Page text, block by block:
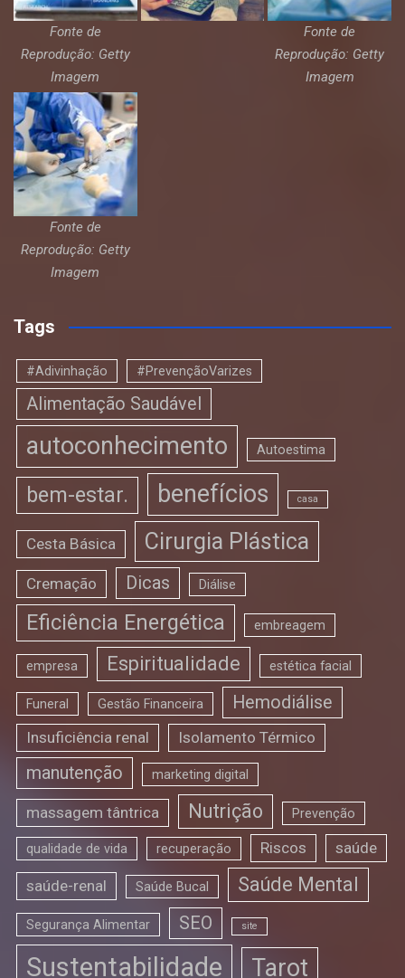
Fonte de
Reprodução: Getty
Imagem
Fonte de
Reprodução: Getty
Imagem
Fonte de
Reprodução: Getty
Imagem
Tags
#Adivinhação #PrevençãoVarizes
Alimentação Saudável
autoconhecimento Autoestima
bem-estar. benefícios casa
Cesta Básica Cirurgia Plástica
Cremação Dicas Diálise
Eficiência Energética embreagem
empresa Espiritualidade estética facial
Funeral Gestão Financeira Hemodiálise
Insuficiência renal Isolamento Térmico
manutenção marketing digital
massagem tântrica Nutrição Prevenção
qualidade de vida recuperação Riscos saúde
saúde-renal Saúde Bucal Saúde Mental
Segurança Alimentar SEO site
Sustentabilidade Tarot